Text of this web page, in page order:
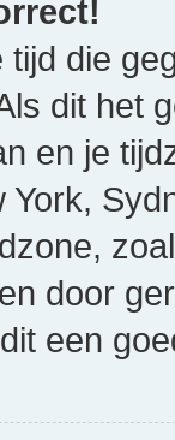
tijd die
dit het
en je
York,
door
een